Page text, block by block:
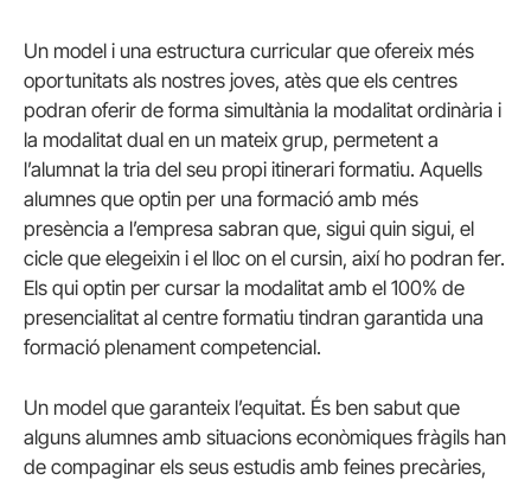
Un model i una estructura curricular que ofereix més
oportunitats als nostres joves, atès que els centres
podran oferir de forma simultània la modalitat ordinària i
la modalitat dual en un mateix grup, permetent a
l’alumnat la tria del seu propi itinerari formatiu. Aquells
alumnes que optin per una formació amb més
presència a l’empresa sabran que, sigui quin sigui, el
cicle que elegeixin i el lloc on el cursin, així ho podran fer.
Els qui optin per cursar la modalitat amb el 100% de
presencialitat al centre formatiu tindran garantida una
formació plenament competencial.
Un model que garanteix l’equitat. És ben sabut que
alguns alumnes amb situacions econòmiques fràgils han
de compaginar els seus estudis amb feines precàries,